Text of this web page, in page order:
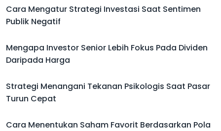
Cara Mengatur Strategi Investasi Saat Sentimen
Publik Negatif
Mengapa Investor Senior Lebih Fokus Pada Dividen
Daripada Harga
Strategi Menangani Tekanan Psikologis Saat Pasar
Turun Cepat
Cara Menentukan Saham Favorit Berdasarkan Pola